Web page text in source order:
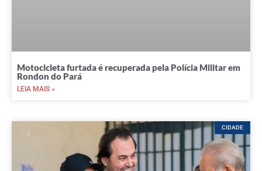
Motocicleta furtada é recuperada pela Polícia Militar em
Rondon do Pará
LEIA MAIS »
CIDADE